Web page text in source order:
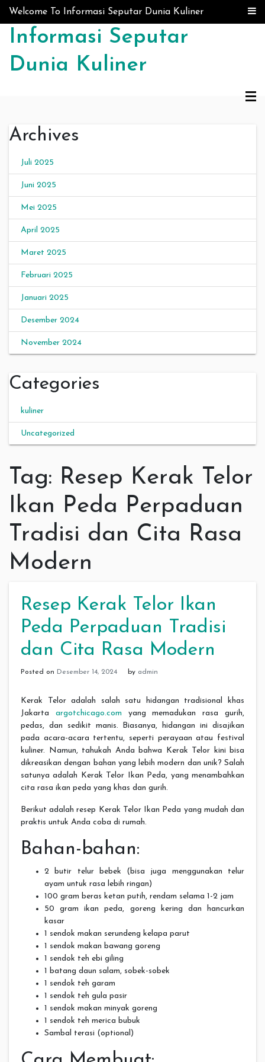
Skip to content
Welcome To Informasi Seputar Dunia Kuliner
Informasi Seputar
Dunia Kuliner
Archives
Juli 2025
Juni 2025
Mei 2025
April 2025
Maret 2025
Februari 2025
Januari 2025
Desember 2024
November 2024
Categories
kuliner
Uncategorized
Tag: Resep Kerak Telor
Ikan Peda Perpaduan
Tradisi dan Cita Rasa
Modern
Resep Kerak Telor Ikan
Peda Perpaduan Tradisi
dan Cita Rasa Modern
Posted on Desember 14, 2024 by admin
Kerak Telor adalah salah satu hidangan tradisional khas
Jakarta argotchicago.com yang memadukan rasa gurih,
pedas, dan sedikit manis. Biasanya, hidangan ini disajikan
pada acara-acara tertentu, seperti perayaan atau festival
kuliner. Namun, tahukah Anda bahwa Kerak Telor kini bisa
dikreasikan dengan bahan yang lebih modern dan unik? Salah
satunya adalah Kerak Telor Ikan Peda, yang menambahkan
cita rasa ikan peda yang khas dan gurih.
Berikut adalah resep Kerak Telor Ikan Peda yang mudah dan
praktis untuk Anda coba di rumah.
Bahan-bahan:
2 butir telur bebek (bisa juga menggunakan telur
ayam untuk rasa lebih ringan)
100 gram beras ketan putih, rendam selama 1-2 jam
50 gram ikan peda, goreng kering dan hancurkan
kasar
1 sendok makan serundeng kelapa parut
1 sendok makan bawang goreng
1 sendok teh ebi giling
1 batang daun salam, sobek-sobek
1 sendok teh garam
1 sendok teh gula pasir
1 sendok makan minyak goreng
1 sendok teh merica bubuk
Sambal terasi (optional)